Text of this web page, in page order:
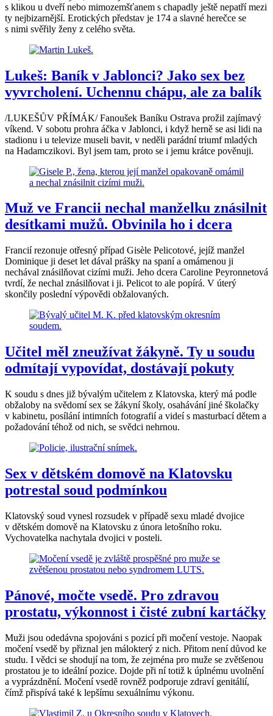
s klikou u dveří nebo mimozemšťanem s chapadly ještě nepatří mezi
ty nejbizarnější. Erotických představ je 174 a slavné herečce se
s nimi svěřily ženy z celého světa.
Lukeš: Baník v Jablonci? Jako sex bez
vyvrcholení. Uchennu chápu, ale za balík
/LUKEŠŮV PŘÍMÁK/ Fanoušek Baníku Ostrava prožil zajímavý
víkend. V sobotu prohra áčka v Jablonci, i když herně se asi lidi na
stadionu i u televize museli bavit, v neděli parádní triumf mladých
na Hadamczikovi. Byl jsem tam, proto se i jemu krátce pověnuji.
Muž ve Francii nechal manželku znásilnit
desítkami mužů. Obvinila ho i dcera
Francií rezonuje otřesný případ Gisèle Pelicotové, jejíž manžel
Dominique ji deset let dával prášky na spaní a omámenou ji
nechával znásilňovat cizími muži. Jeho dcera Caroline Peyronnetová
tvrdí, že nechal znásilňovat i ji. Pelicot to ale popírá. V úterý
skončily poslední výpovědi obžalovaných.
Učitel měl zneužívat žákyně. Ty u soudu
odmítají vypovídat, dostávají pokuty
K soudu s dnes již bývalým učitelem z Klatovska, který má podle
obžaloby na svědomí sex se žákyní školy, osahávání jiné školačky
v kabinetu, posílání intimních fotografií a videí s masturbací dětem a
požadování téhož od nich, se svědci nehrnou.
Sex v dětském domově na Klatovsku
potrestal soud podmínkou
Klatovský soud vynesl rozsudek v případě sexu mladé dvojice
v dětském domově na Klatovsku z února letošního roku.
Vychovatelka nachytala dvojici v posteli.
Pánové, močte vsedě. Pro zdravou
prostatu, výkonnost i čisté zubní kartáčky
Muži jsou odedávna spojováni s pozicí při močení vestoje. Naopak
močení vsedě by přiznal jen málokterý z nich. Přitom není důvod ke
studu. I vědci se shodují na tom, že zejména pro muže se zvětšenou
prostatou je to ideální pozice. Dojde při ní totiž k úplnému uvolnění
a vyprázdnění. Močení vsedě rovněž podporuje zdraví genitálií,
čímž přispívá také k lepšímu sexuálnímu výkonu.